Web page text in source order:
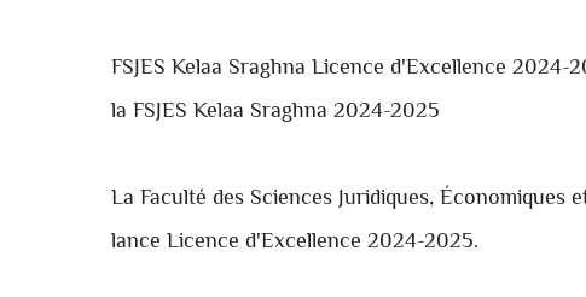
FSJES Kelaa Sraghna Licence d'Excellence 2024-
la FSJES Kelaa Sraghna 2024-2025
La Faculté des Sciences Juridiques, Économiques
lance Licence d'Excellence 2024-2025.